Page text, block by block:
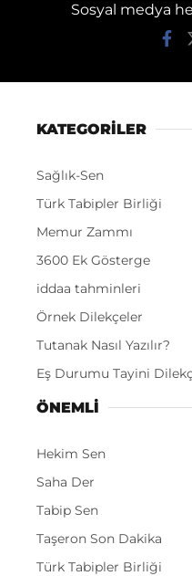
Sosyal medya
KATEGORİLER
Sağlık-Sen
Türk Tabipler Birliği
Memur Zammı
3600 Ek Gösterge
iddaa tahminleri
Örnek Dilekçeler
Tutanak Nasıl Yazılır?
Eş Durumu Tayini
ÖNEMLI
Hekim Sen
Saha Der
Tabip Sen
Taşeron Son Dakika
Türk Tabipler Birliği